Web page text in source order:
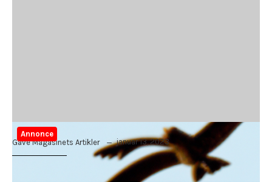
Annonce
Gave Magasinets Artikler
januar 13, 2023